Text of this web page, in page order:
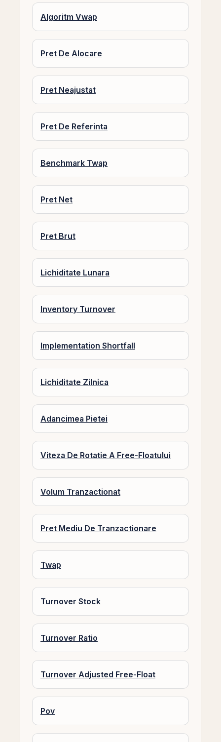
Algoritm Vwap
Pret De Alocare
Pret Neajustat
Pret De Referinta
Benchmark Twap
Pret Net
Pret Brut
Lichiditate Lunara
Inventory Turnover
Implementation Shortfall
Lichiditate Zilnica
Adancimea Pietei
Viteza De Rotatie A Free-Floatului
Volum Tranzactionat
Pret Mediu De Tranzactionare
Twap
Turnover Stock
Turnover Ratio
Turnover Adjusted Free-Float
Pov